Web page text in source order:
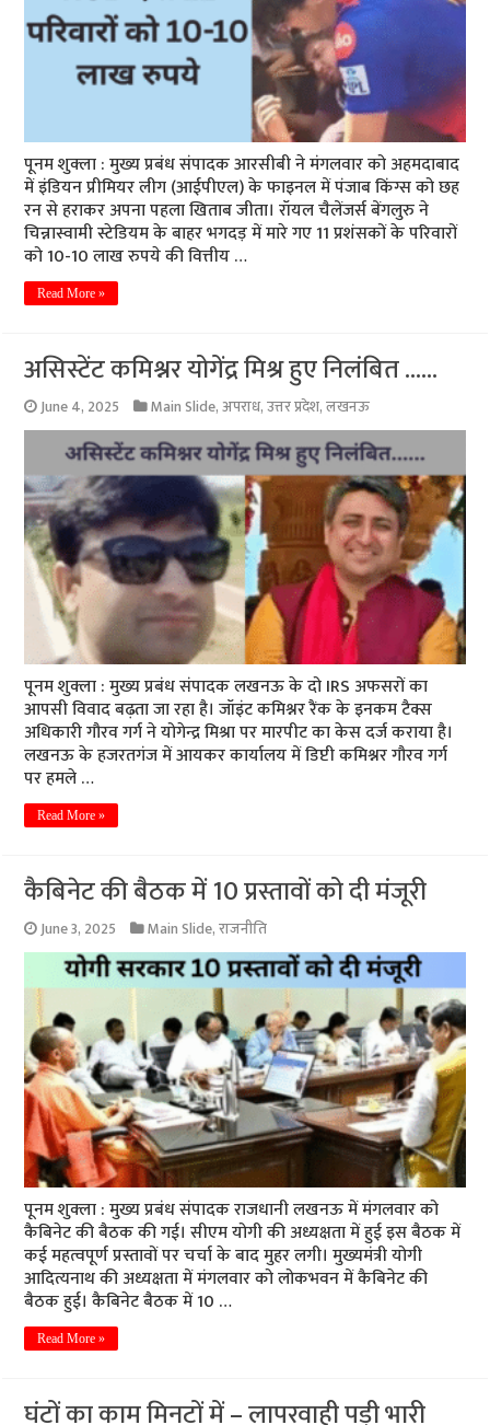
पूनम शुक्ला : मुख्य प्रबंध संपादक आरसीबी ने मंगलवार को अहमदाबाद
में इंडियन प्रीमियर लीग (आईपीएल) के फाइनल में पंजाब किंग्स को छह
रन से हराकर अपना पहला खिताब जीता। रॉयल चैलेंजर्स बेंगलुरु ने
चिन्नास्वामी स्टेडियम के बाहर भगदड़ में मारे गए 11 प्रशंसकों के परिवारों
को 10-10 लाख रुपये की वित्तीय …
Read More »
असिस्टेंट कमिश्नर योगेंद्र मिश्र हुए निलंबित ……
June 4, 2025 Main Slide,अपराध,उत्तर प्रदेश,लखनऊ
पूनम शुक्ला : मुख्य प्रबंध संपादक लखनऊ के दो IRS अफसरों का
आपसी विवाद बढ़ता जा रहा है। जॉइंट कमिश्नर रैंक के इनकम टैक्स
अधिकारी गौरव गर्ग ने योगेन्द्र मिश्रा पर मारपीट का केस दर्ज कराया है।
लखनऊ के हजरतगंज में आयकर कार्यालय में डिप्टी कमिश्नर गौरव गर्ग
पर हमले …
Read More »
कैबिनेट की बैठक में 10 प्रस्तावों को दी मंजूरी
June 3, 2025 Main Slide,राजनीति
पूनम शुक्ला : मुख्य प्रबंध संपादक राजधानी लखनऊ में मंगलवार को
कैबिनेट की बैठक की गई। सीएम योगी की अध्यक्षता में हुई इस बैठक में
कई महत्वपूर्ण प्रस्तावों पर चर्चा के बाद मुहर लगी। मुख्यमंत्री योगी
आदित्यनाथ की अध्यक्षता में मंगलवार को लोकभवन में कैबिनेट की
बैठक हुई। कैबिनेट बैठक में 10 …
Read More »
घंटों का काम मिनटों में – लापरवाही पड़ी भारी